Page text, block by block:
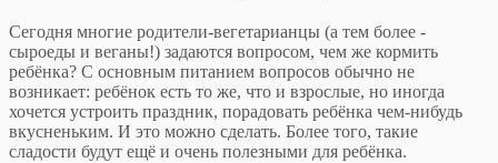
Сегодня многие родители-вегетарианцы (а тем более -
сыроеды и веганы!) задаются вопросом, чем же кормить
ребёнка? С основным питанием вопросов обычно не
возникает: ребёнок есть то же, что и взрослые, но иногда
хочется устроить праздник, порадовать ребёнка чем-нибудь
вкусненьким. И это можно сделать. Более того, такие
сладости будут ещё и очень полезными для ребёнка.